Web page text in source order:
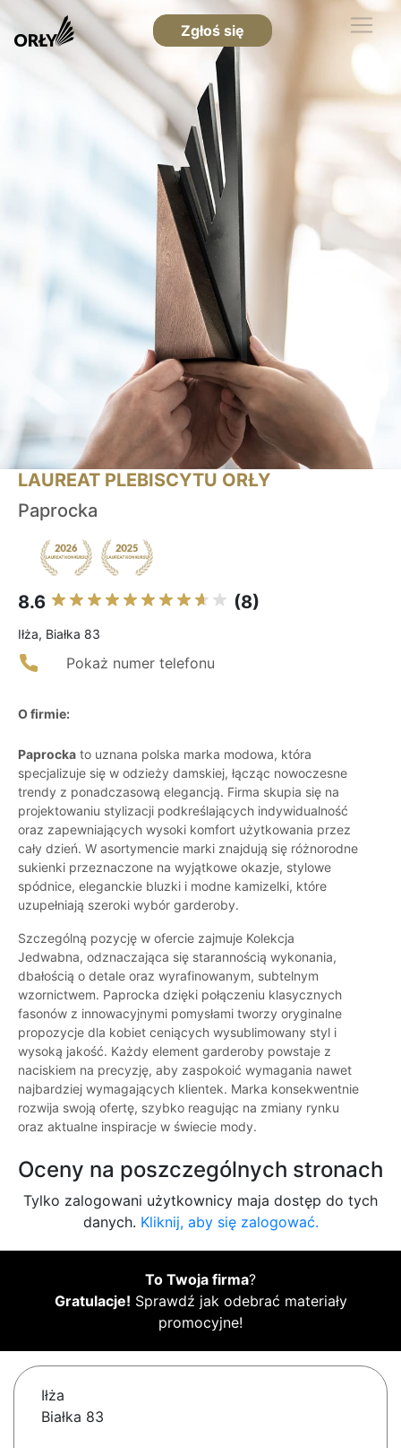
Zgłoś się
LAUREAT PLEBISCYTU ORŁY
Paprocka
8.6 (8)
Iłża, Białka 83
Pokaż numer telefonu
O firmie:
Paprocka to uznana polska marka modowa, która
specjalizuje się w odzieży damskiej, łącząc nowoczesne
trendy z ponadczasową elegancją. Firma skupia się na
projektowaniu stylizacji podkreślających indywidualność
oraz zapewniających wysoki komfort użytkowania przez
cały dzień. W asortymencie marki znajdują się różnorodne
sukienki przeznaczone na wyjątkowe okazje, stylowe
spódnice, eleganckie bluzki i modne kamizelki, które
uzupełniają szeroki wybór garderoby.
Szczególną pozycję w ofercie zajmuje Kolekcja
Jedwabna, odznaczająca się starannością wykonania,
dbałością o detale oraz wyrafinowanym, subtelnym
wzornictwem. Paprocka dzięki połączeniu klasycznych
fasonów z innowacyjnymi pomysłami tworzy oryginalne
propozycje dla kobiet ceniących wysublimowany styl i
wysoką jakość. Każdy element garderoby powstaje z
naciskiem na precyzję, aby zaspokoić wymagania nawet
najbardziej wymagających klientek. Marka konsekwentnie
rozwija swoją ofertę, szybko reagując na zmiany rynku
oraz aktualne inspiracje w świecie mody.
Oceny na poszczególnych stronach
Tylko zalogowani użytkownicy maja dostęp do tych
danych. Kliknij, aby się zalogować.
To Twoja firma?
Gratulacje! Sprawdź jak odebrać materiały
promocyjne!
Iłża
Białka 83